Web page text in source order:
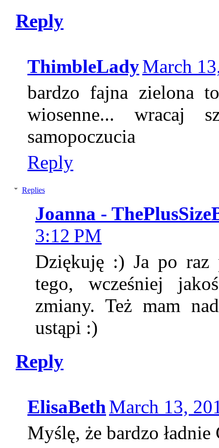
Reply
ThimbleLadyMarch
bardzo fajna zielona
wiosenne... wracaj
samopoczucia
Reply
Replies
Joanna -
3:12 PM
Dziękuję :) Ja po raz
tego, wcześniej
zmiany. Też mam
ustąpi :)
Reply
ElisaBethMarch 13,
Myślę, że bardzo